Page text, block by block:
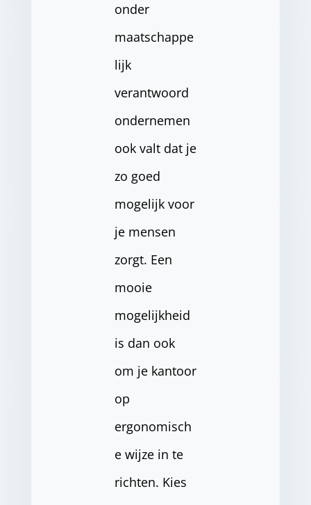
onder
maatschappe
lijk
verantwoord
ondernemen
ook valt dat je
zo goed
mogelijk voor
je mensen
zorgt. Een
mooie
mogelijkheid
is dan ook
om je kantoor
op
ergonomisch
e wijze in te
richten. Kies